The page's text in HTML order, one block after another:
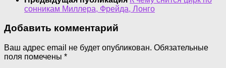
сонникам Миллера, Фрейда, Лонго
Добавить комментарий
Ваш адрес email не будет опубликован. Обязательные
поля помечены *